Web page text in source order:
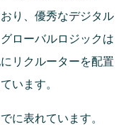
り、優秀なデジタル
ローバルロジックは
リクルーターを配置
います。
に表れています。